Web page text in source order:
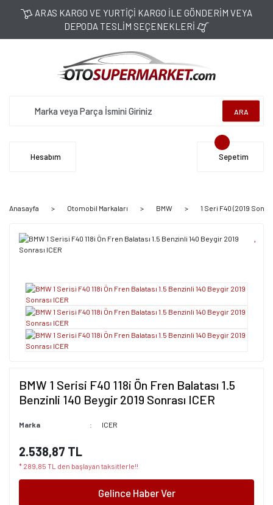
ARAS KARGO VE YURTİÇİ KARGO İLE GÖNDERİM VEYA
DEPODA TESLİM SEÇENEKLERİ
ARA
Hesabım Sepetim
Anasayfa Otomobil Markaları BMW 1 Seri F40 (2019
BMW 1 Serisi F40 118i Ön Fren Balatası 1.5
Benzinli 140 Beygir 2019 Sonrası ICER
Marka ICER
2.538,87 TL
* 289,85 TL den başlayan taksitlerle!!
Gelince Haber Ver